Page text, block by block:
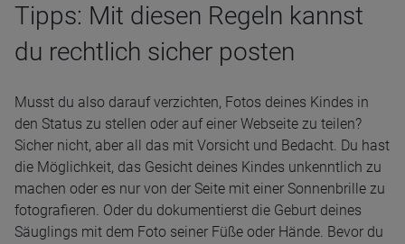
Tipps: Mit diesen Regeln kannst
du rechtlich sicher posten
Musst du also darauf verzichten, Fotos deines Kindes in
den Status zu stellen oder auf einer Webseite zu teilen?
Sicher nicht, aber all das mit Vorsicht und Bedacht. Du hast
die Möglichkeit, das Gesicht deines Kindes unkenntlich zu
machen oder es nur von der Seite mit einer Sonnenbrille zu
fotografieren. Oder du dokumentierst die Geburt deines
Säuglings mit dem Foto seiner Füße oder Hände. Bevor du